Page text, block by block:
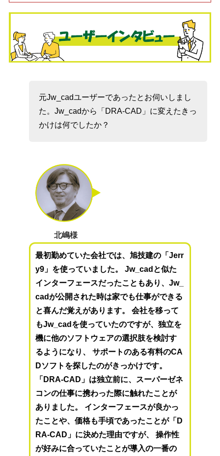
元Jw_cadユーザーであったとお伺いしまし
た。Jw_cadから「DRA-CAD」に変えたきっ
かけは何でしたか？
北嶋様
最初勤めていた会社では、旭技建の「Jerr
y9」を使っていました。 Jw_cadと似た
インターフェースだったこともあり、Jw_
cadが公開された時は家でも仕事ができる
と喜んだ覚えがあります。 会社を移って
もJw_cadを使っていたのですが、独立を
機に他のソフトウェアの選択肢を検討す
るようになり、 サポートのある有料のCA
Dソフトを探したのがきっかけです。
「DRA-CAD」は独立前に、スーパーゼネ
コンの仕事に携わった際に触れたことが
ありました。 インターフェースが良かっ
たことや、価格も手頃であったことが「D
RA-CAD」に決めた理由ですが、 操作性
が好みに合っていたことが導入の一番の